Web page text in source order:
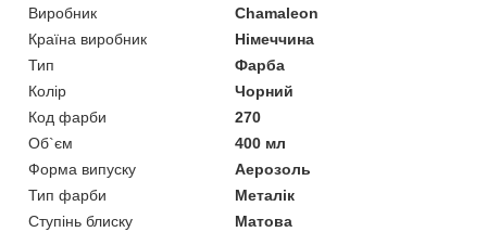
Виробник
Chamaleon
Країна виробник
Німеччина
Тип
Фарба
Колір
Чорний
Код фарби
270
Об`єм
400 мл
Форма випуску
Аерозоль
Тип фарби
Металік
Ступінь блиску
Матова